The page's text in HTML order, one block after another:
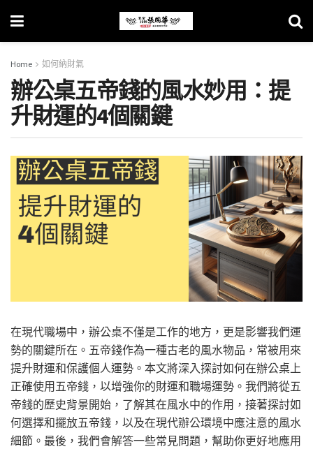
Home 如何納財氣
辦公桌五帝錢的風水妙用：提
升財運的4個關鍵
在現代職場中，辦公桌不僅是工作的地方，更是影響我們運
勢的關鍵所在。五帝錢作為一種古老的風水物品，常被用來
提升財運和保護個人運勢。本文將深入探討如何在辦公桌上
正確使用五帝錢，以增強你的財運和職場運勢。我們將從五
帝錢的歷史背景開始，了解其在風水中的作用，接著探討如
何選擇和擺放五帝錢，以及在現代辦公環境中應注意的風水
細節。最後，我們會解答一些常見問題，幫助你更好地應用